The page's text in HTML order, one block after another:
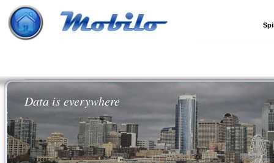
Data is everywhere